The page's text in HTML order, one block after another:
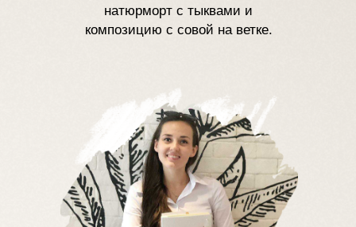
натюрморт с тыквами и
композицию с совой на ветке.